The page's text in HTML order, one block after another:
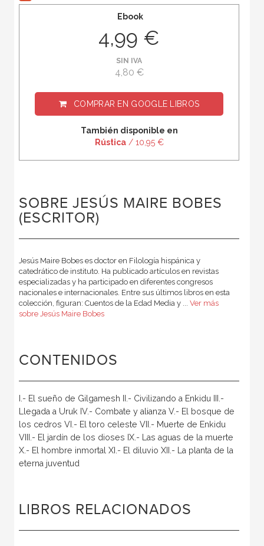
Ebook
4,99 €
SIN IVA
4,80 €
COMPRAR EN GOOGLE LIBROS
También disponible en
Rústica/ 10,95 €
SOBRE JESÚS MAIRE BOBES
(ESCRITOR)
Jesús Maire Bobes es doctor en Filología hispánica y
catedrático de instituto. Ha publicado artículos en revistas
especializadas y ha participado en diferentes congresos
nacionales e internacionales. Entre sus últimos libros en esta
colección, figuran: Cuentos de la Edad Media y ... Ver más
sobre Jesús Maire Bobes
CONTENIDOS
I.- El sueño de Gilgamesh II.- Civilizando a Enkidu III.-
Llegada a Uruk IV.- Combate y alianza V.- El bosque de
los cedros VI.- El toro celeste VII.- Muerte de Enkidu
VIII.- El jardín de los dioses IX.- Las aguas de la muerte
X.- El hombre inmortal XI.- El diluvio XII.- La planta de la
eterna juventud
LIBROS RELACIONADOS